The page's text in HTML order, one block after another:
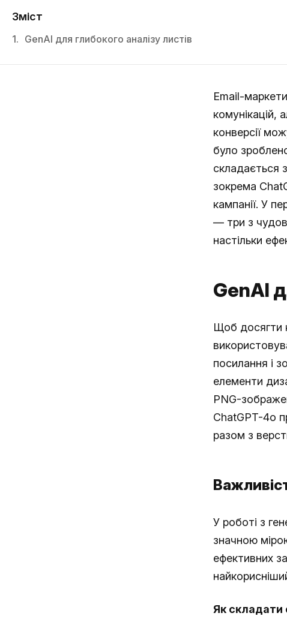
Зміст
1. GenAI для глибокого аналізу листів
Email-
комунікацій,
конверсії
було
складається
зокрема
кампанії. У
— три з
настільки
GenAI
Щоб досягти
посилання і
елементи
PNG-
ChatGPT-4o
разом з
У роботі з
значною
ефективних
Як складати